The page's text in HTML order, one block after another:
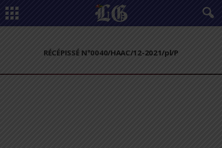
RÉCÉPISSÉ N°0040/HAAC/12-2021/pl/P